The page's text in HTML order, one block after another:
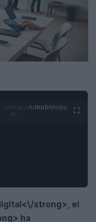
AdhubMedia
strong>, el
ha